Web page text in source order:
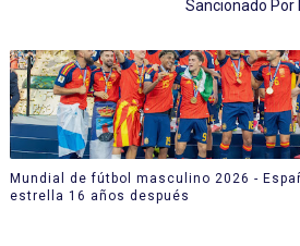
Sancionado Por
Mundial de fútbol masculino 2026 -
estrella 16 años después